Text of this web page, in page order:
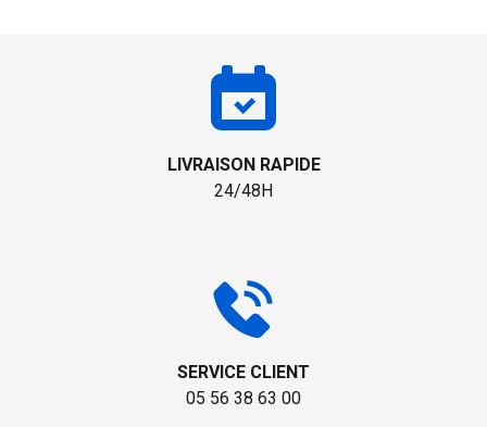
LIVRAISON RAPIDE
24/48H
SERVICE CLIENT
05 56 38 63 00